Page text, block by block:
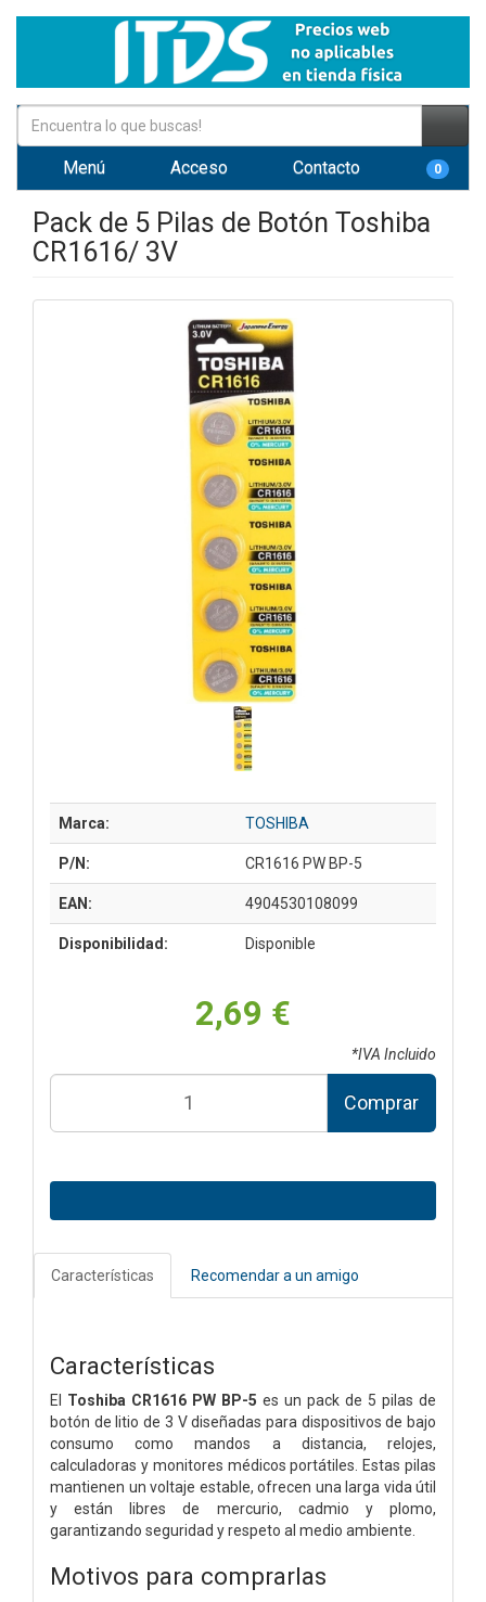
Menú Acceso Contacto 0
Pack de 5 Pilas de Botón Toshiba
CR1616/ 3V
Marca: TOSHIBA
P/N: CR1616 PW BP-5
EAN: 4904530108099
Disponibilidad: Disponible
2,69 €
*IVA Incluido
Comprar
Características Recomendar a un amigo
Características
El Toshiba CR1616 PW BP-5 es un pack de 5 pilas de
botón de litio de 3 V diseñadas para dispositivos de bajo
consumo como mandos a distancia, relojes,
calculadoras y monitores médicos portátiles. Estas pilas
mantienen un voltaje estable, ofrecen una larga vida útil
y están libres de mercurio, cadmio y plomo,
garantizando seguridad y respeto al medio ambiente.
Motivos para comprarlas